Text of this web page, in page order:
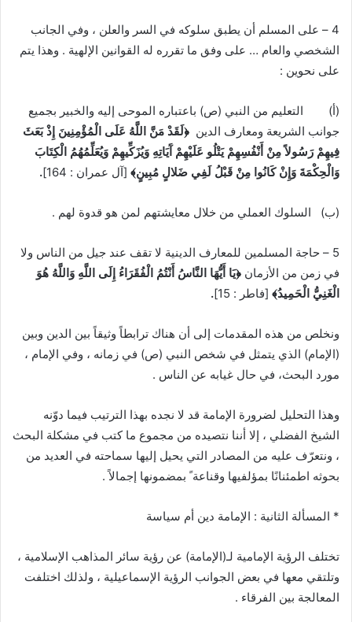
4 – على المسلم أن يطبق سلوكه في السر والعلن ، وفي الجانب
الشخصي والعام … على وفق ما تقرره له القوانين الإلهية . وهذا يتم
على نحوين :
(‌أ) التعليم من النبي (ص) باعتباره الموحى إليه والخبير بجميع
جوانب الشريعة ومعارف الدين ﴿لَقَدْ مَنَّ اللَّهُ عَلَى الْمُؤْمِنِينَ إِذْ بَعَثَ
فِيهِمْ رَسُولاً مِنْ أَنْفُسِهِمْ يَتْلُو عَلَيْهِمْ آَيَاتِهِ وَيُزَكِّيهِمْ وَيُعَلِّمُهُمُ الْكِتَابَ
وَالْحِكْمَةَ وَإِنْ كَانُوا مِنْ قَبْلُ لَفِي ضَلالٍ مُبِينٍ﴾ [آل عمران : 164] .
(‌ب) السلوك العملي من خلال معايشتهم لمن هو قدوة لهم .
5 – حاجة المسلمين للمعارف الدينية لا تقف عند جيل من الناس ولا
في زمن من الأزمان ﴿يَا أَيُّهَا النَّاسُ أَنْتُمُ الْفُقَرَاءُ إِلَى اللَّهِ وَاللَّهُ هُوَ
الْغَنِيُّ الْحَمِيدُ﴾ [فاطر : 15] .
ونخلص من هذه المقدمات إلى أن هناك ترابطاً وثيقاً بين الدين وبين
(الإمام) الذي يتمثل في شخص النبي (ص) في زمانه ، وفي الإمام ،
مورد البحث، في حال غيابه عن الناس .
وهذا التحليل لضرورة الإمامة قد لا نجده بهذا الترتيب فيما دوّنه
الشيخ الفضلي ، إلا أننا نتصيده من مجموع ما كتب في مشكلة البحث
، ونتعرّف عليه من المصادر التي يحيل إليها سماحته في العديد من
بحوثه اطمئنانًا بمؤلفيها وقناعة ً بمضمونها إجمالاً .
* المسألة الثانية : الإمامة دين أم سياسة
تختلف الرؤية الإمامية لـ(الإمامة) عن رؤية سائر المذاهب الإسلامية ،
وتلتقي معها في بعض الجوانب الرؤية الإسماعيلية ، ولذلك اختلفت
المعالجة بين الفرقاء .